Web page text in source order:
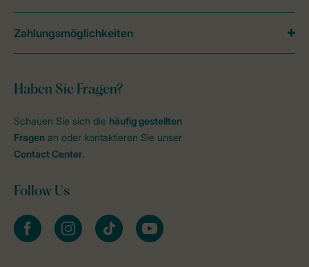
Haben Sie Fragen?
Schauen Sie sich die häufig gestellten
Fragen an oder kontaktieren Sie unser
Contact Center.
Follow Us
facebookinstagramtiktok youtube
Zahlungsmöglichkeiten